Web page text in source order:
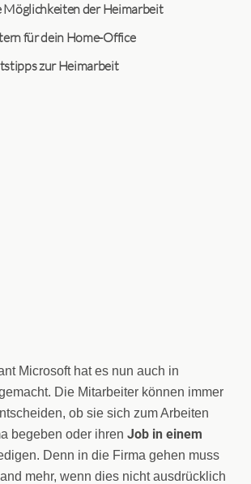
Möglichkeiten der Heimarbeit
für dein Home-Office
zur Heimarbeit
Microsoft hat es nun auch in
Die Mitarbeiter können immer
ob sie sich zum Arbeiten
begeben oder ihren Job in einem
Denn in die Firma gehen muss
mehr, wenn dies nicht ausdrücklich